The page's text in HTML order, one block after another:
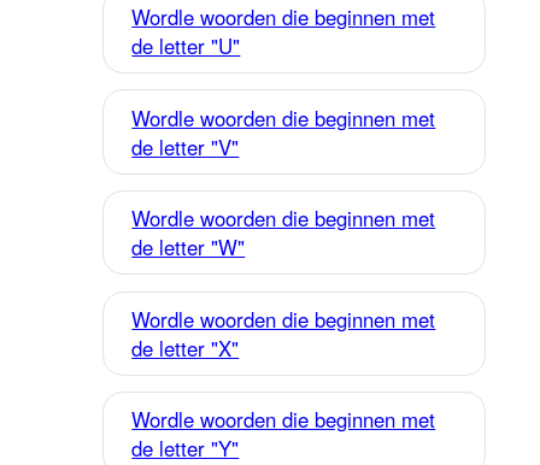
Wordle woorden die beginnen met
de letter "U"
Wordle woorden die beginnen met
de letter "V"
Wordle woorden die beginnen met
de letter "W"
Wordle woorden die beginnen met
de letter "X"
Wordle woorden die beginnen met
de letter "Y"